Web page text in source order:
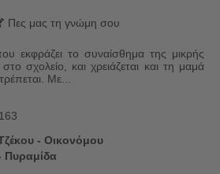
Πες μας τη γνώμη σου
εκφράζει το συναίσθημα της μικρής
σχολείο, και χρειάζεται και τη μαμά
Με...
- Οικονόμου
Πυραμίδα